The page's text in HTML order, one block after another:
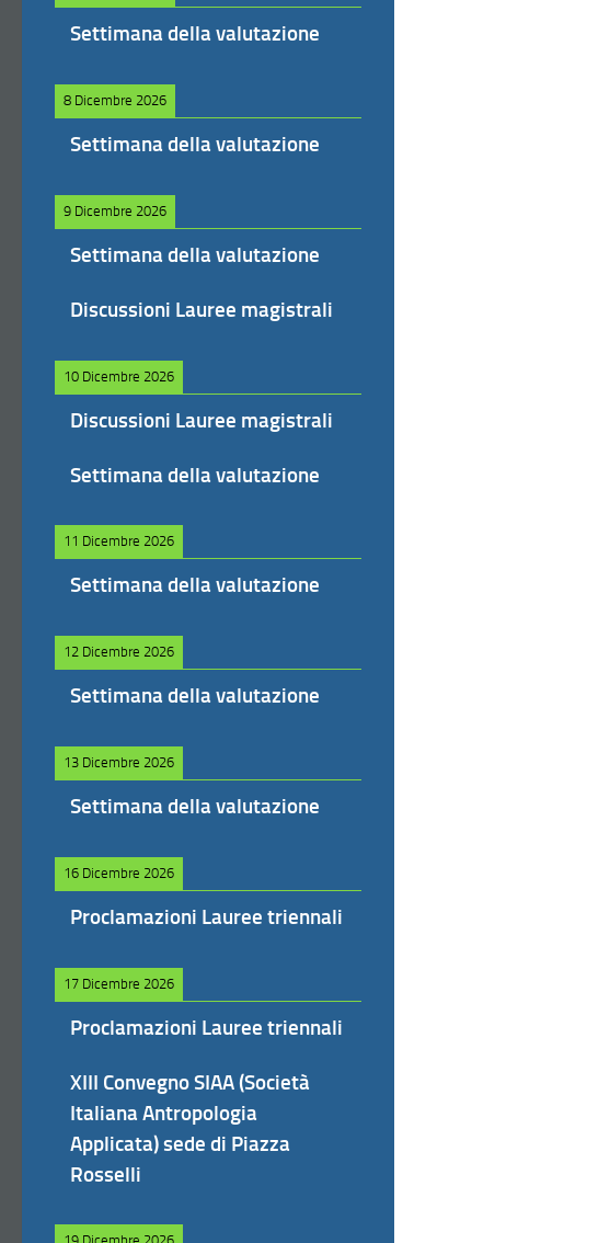
Settimana della valutazione
8 Dicembre 2026
Settimana della valutazione
9 Dicembre 2026
Settimana della valutazione
Discussioni Lauree magistrali
10 Dicembre 2026
Discussioni Lauree magistrali
Settimana della valutazione
11 Dicembre 2026
Settimana della valutazione
12 Dicembre 2026
Settimana della valutazione
13 Dicembre 2026
Settimana della valutazione
16 Dicembre 2026
Proclamazioni Lauree triennali
17 Dicembre 2026
Proclamazioni Lauree triennali
XIII Convegno SIAA (Società
Italiana Antropologia
Applicata) sede di Piazza
Rosselli